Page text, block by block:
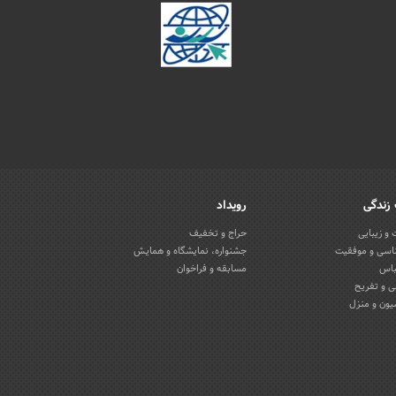
زیبایی
و موفقیت
و تفریح
و منزل
رویداد
حراج و تخفیف
جشنواره، نمایشگاه و همایش
مسابقه و فراخوان